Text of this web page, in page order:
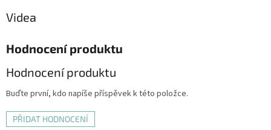
Videa
Hodnocení produktu
Hodnocení produktu
Buďte první, kdo napíše příspěvek k této položce.
PŘIDAT HODNOCENÍ